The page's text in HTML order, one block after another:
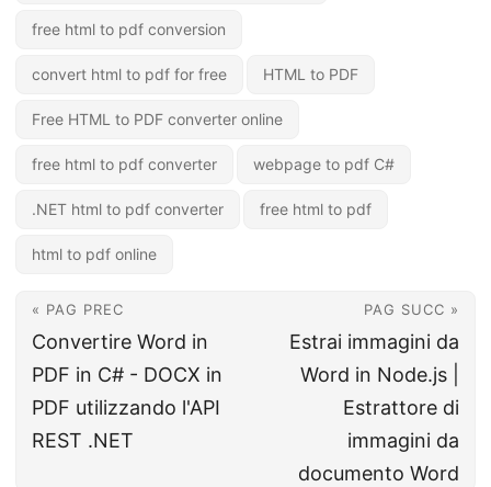
free html to pdf conversion
convert html to pdf for free HTML to PDF
Free HTML to PDF converter online
free html to pdf converter webpage to pdf C#
.NET html to pdf converter free html to pdf
html to pdf online
« PAG PREC
Convertire Word in
PDF in C# - DOCX in
PDF utilizzando l'API
REST .NET
PAG SUCC »
Estrai immagini da
Word in Node.js |
Estrattore di
immagini da
documento Word